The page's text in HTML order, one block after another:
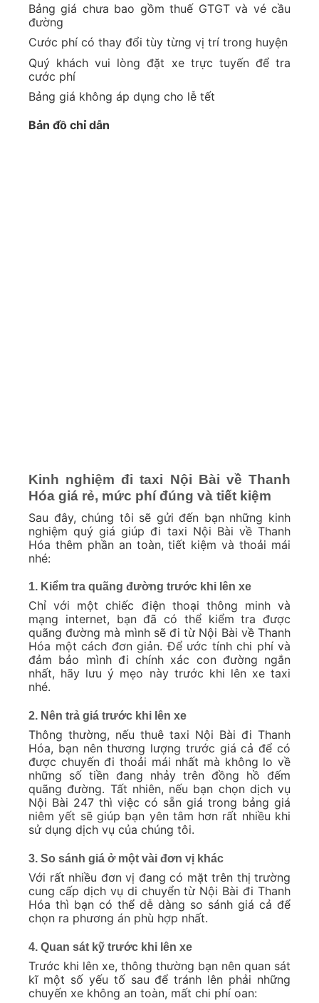
Bảng giá chưa bao gồm thuế GTGT và vé cầu
đường
Cước phí có thay đổi tùy từng vị trí trong huyện
Quý khách vui lòng đặt xe trực tuyến để tra
cước phí
Bảng giá không áp dụng cho lễ tết
Bản đồ chỉ dẫn
Kinh nghiệm đi taxi Nội Bài về Thanh
Hóa giá rẻ, mức phí đúng và tiết kiệm
Sau đây, chúng tôi sẽ gửi đến bạn những kinh
nghiệm quý giá giúp đi taxi Nội Bài về Thanh
Hóa thêm phần an toàn, tiết kiệm và thoải mái
nhé:
1. Kiểm tra quãng đường trước khi lên xe
Chỉ với một chiếc điện thoại thông minh và
mạng internet, bạn đã có thể kiểm tra được
quãng đường mà mình sẽ đi từ Nội Bài về Thanh
Hóa một cách đơn giản. Để ước tính chi phí và
đảm bảo mình đi chính xác con đường ngắn
nhất, hãy lưu ý mẹo này trước khi lên xe taxi
nhé.
2. Nên trả giá trước khi lên xe
Thông thường, nếu thuê taxi Nội Bài đi Thanh
Hóa, bạn nên thương lượng trước giá cả để có
được chuyến đi thoải mái nhất mà không lo về
những số tiền đang nhảy trên đồng hồ đếm
quãng đường. Tất nhiên, nếu bạn chọn dịch vụ
Nội Bài 247 thì việc có sẵn giá trong bảng giá
niêm yết sẽ giúp bạn yên tâm hơn rất nhiều khi
sử dụng dịch vụ của chúng tôi.
3. So sánh giá ở một vài đơn vị khác
Với rất nhiều đơn vị đang có mặt trên thị trường
cung cấp dịch vụ di chuyển từ Nội Bài đi Thanh
Hóa thì bạn có thể dễ dàng so sánh giá cả để
chọn ra phương án phù hợp nhất.
4. Quan sát kỹ trước khi lên xe
Trước khi lên xe, thông thường bạn nên quan sát
kĩ một số yếu tố sau để tránh lên phải những
chuyến xe không an toàn, mất chi phí oan: